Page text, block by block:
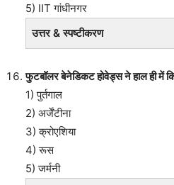
5) IIT गांधीनगर
उत्तर & स्पष्टीकरण
फुटबॉलर बेनेडिकट होवेड्स ने हाल ही में
1) पुर्तगाल
2) अर्जेंटीना
3) क्रोएशिया
4) रूस
5) जर्मनी